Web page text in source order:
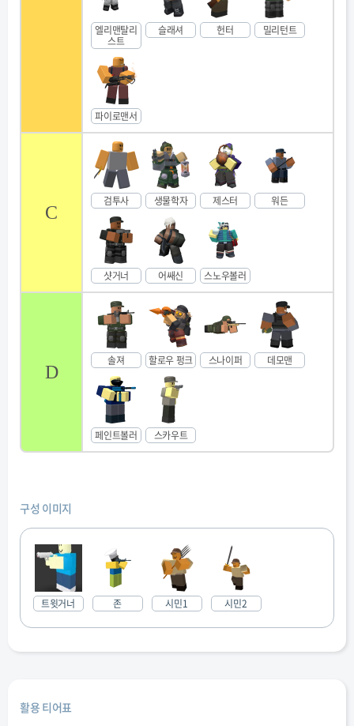
엘리맨탈리
스트
슬래셔 헌터 밀리턴트
파이로맨서
C
검투사 생물학자 제스터 워든
샷거너 어쌔신 스노우볼러
D
솔져 할로우 펑크 스나이퍼 데모맨
페인트볼러 스카우트
구성 이미지
트윗거너 존 시민1 시민2
활용 티어표